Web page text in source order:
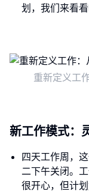
划，我们来看
重新定义工
新工作模式：
四天工作周，
二下午关闭。
很开心，但计